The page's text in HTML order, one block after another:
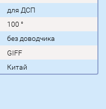
для ДСП
100 °
без доводчика
GIFF
Китай